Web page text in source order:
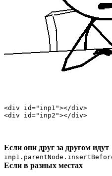
<div id="inp1"></div>
<div id="inp2"></div>
Если они друг за другом идут
Если в разных местах